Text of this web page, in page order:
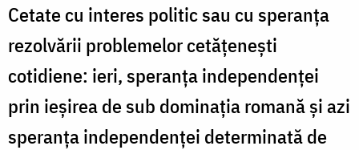
Cetate cu interes politic sau cu speranţa
rezolvării problemelor cetăţeneşti
cotidiene: ieri, speranţa independenţei
prin ieşirea de sub dominaţia romană şi azi
speranţa independenţei determinată de